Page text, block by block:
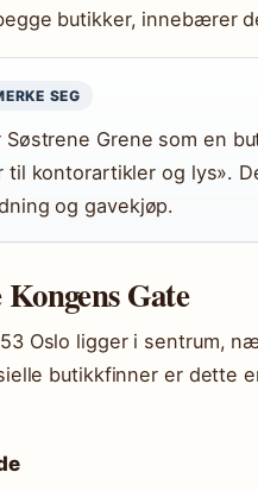
butikker, innebærer
SEG
Grene som en
til kontorartikler og lys».
og gavekjøp.
Gate
Oslo ligger i sentrum,
butikkfinner er dette